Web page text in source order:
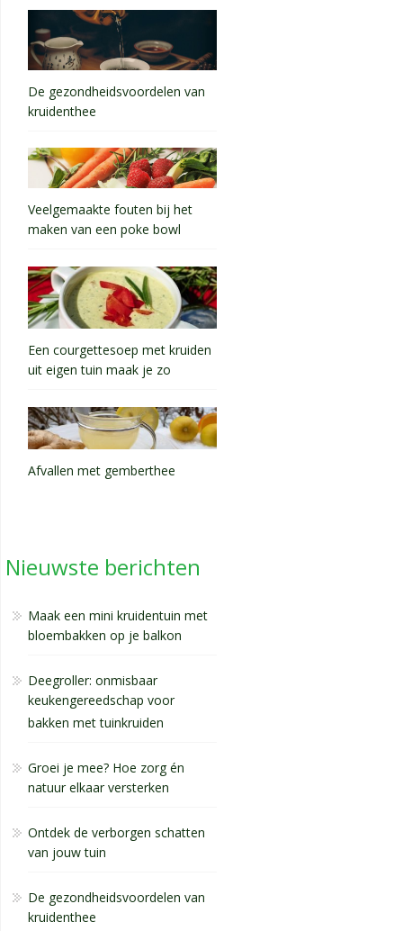
De gezondheidsvoordelen van
kruidenthee
Veelgemaakte fouten bij het
maken van een poke bowl
Een courgettesoep met kruiden
uit eigen tuin maak je zo
Afvallen met gemberthee
Nieuwste berichten
Maak een mini kruidentuin met
bloembakken op je balkon
Deegroller: onmisbaar
keukengereedschap voor
bakken met tuinkruiden
Groei je mee? Hoe zorg én
natuur elkaar versterken
Ontdek de verborgen schatten
van jouw tuin
De gezondheidsvoordelen van
kruidenthee